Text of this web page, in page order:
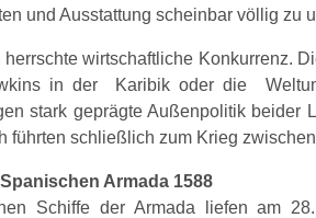
und Ausstattung scheinbar völlig zu
wirtschaftliche Konkurrenz.
in der Karibik oder die
stark geprägte Außenpolitik beider
führten schließlich zum Krieg
Armada 1588
Schiffe der Armada liefen am